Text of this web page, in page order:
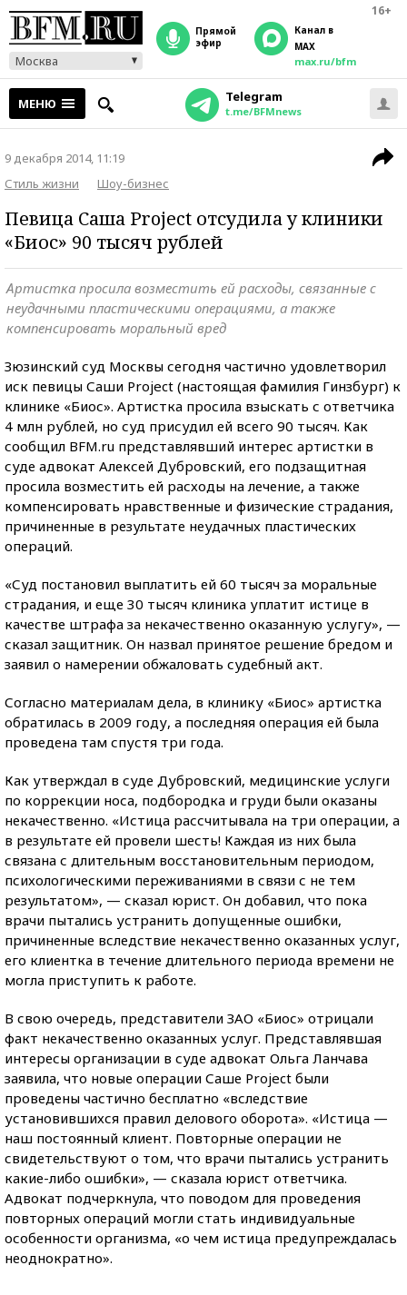
16+
Москва
прямой
эфир
Канал в
MAX
max.ru/bfm
МЕНЮ Telegram
t.me/BFMnews
9 декабря 2014, 11:19
Стиль жизни
Шоу-бизнес
Певица Саша Project отсудила у клиники
«Биос» 90 тысяч рублей
Артистка просила возместить ей расходы, связанные с
неудачными пластическими операциями, а также
компенсировать моральный вред
Зюзинский суд Москвы сегодня частично удовлетворил
иск певицы Саши Project (настоящая фамилия Гинзбург) к
клинике «Биос». Артистка просила взыскать с ответчика
4 млн рублей, но суд присудил ей всего 90 тысяч. Как
сообщил BFM.ru представлявший интерес артистки в
суде адвокат Алексей Дубровский, его подзащитная
просила возместить ей расходы на лечение, а также
компенсировать нравственные и физические страдания,
причиненные в результате неудачных пластических
операций.
«Суд постановил выплатить ей 60 тысяч за моральные
страдания, и еще 30 тысяч клиника уплатит истице в
качестве штрафа за некачественно оказанную услугу», —
сказал защитник. Он назвал принятое решение бредом и
заявил о намерении обжаловать судебный акт.
Согласно материалам дела, в клинику «Биос» артистка
обратилась в 2009 году, а последняя операция ей была
проведена там спустя три года.
Как утверждал в суде Дубровский, медицинские услуги
по коррекции носа, подбородка и груди были оказаны
некачественно. «Истица рассчитывала на три операции, а
в результате ей провели шесть! Каждая из них была
связана с длительным восстановительным периодом,
психологическими переживаниями в связи с не тем
результатом», — сказал юрист. Он добавил, что пока
врачи пытались устранить допущенные ошибки,
причиненные вследствие некачественно оказанных услуг,
его клиентка в течение длительного периода времени не
могла приступить к работе.
В свою очередь, представители ЗАО «Биос» отрицали
факт некачественно оказанных услуг. Представлявшая
интересы организации в суде адвокат Ольга Ланчава
заявила, что новые операции Саше Project были
проведены частично бесплатно «вследствие
установившихся правил делового оборота». «Истица —
наш постоянный клиент. Повторные операции не
свидетельствуют о том, что врачи пытались устранить
какие-либо ошибки», — сказала юрист ответчика.
Адвокат подчеркнула, что поводом для проведения
повторных операций могли стать индивидуальные
особенности организма, «о чем истица предупреждалась
неоднократно».